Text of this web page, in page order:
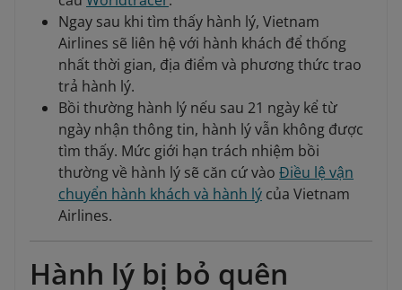
Ngay sau khi tìm thấy hành lý, Vietnam
Airlines sẽ liên hệ với hành khách để thống
nhất thời gian, địa điểm và phương thức trao
trả hành lý.
Bồi thường hành lý nếu sau 21 ngày kể từ
ngày nhận thông tin, hành lý vẫn không được
tìm thấy. Mức giới hạn trách nhiệm bồi
thường về hành lý sẽ căn cứ vào Điều lệ vận
chuyển hành khách và hành lý của Vietnam
Airlines.
Hành lý bị bỏ quên